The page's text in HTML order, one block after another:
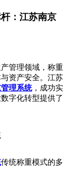
：江苏南京
管理领域，称重
资产安全。江苏
理系统，成功实
字化转型提供了
传统称重模式的多